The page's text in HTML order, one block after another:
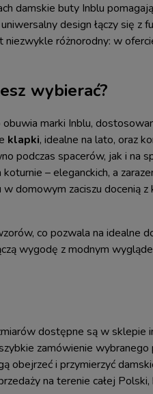
damskie buty Inblu
design łączy się z
różnorodny: w
wybierać?
marki Inblu,
klapki, idealne na lato, oraz
podczas spacerów, jak i na
– eleganckich, a
domowym zaciszu docenią
co pozwala na idealne
wygodę z modnym
dostępne są w sklepie
zamówienie
obejrzeć i przymierzyć
na terenie całej